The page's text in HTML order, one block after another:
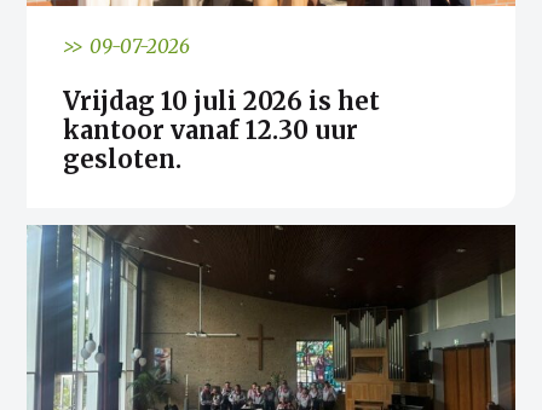
>> 09-07-2026
Vrijdag 10 juli 2026 is het
kantoor vanaf 12.30 uur
gesloten.